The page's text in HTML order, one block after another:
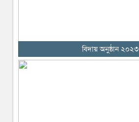
বিদায় অনুষ্ঠান ২০২৩